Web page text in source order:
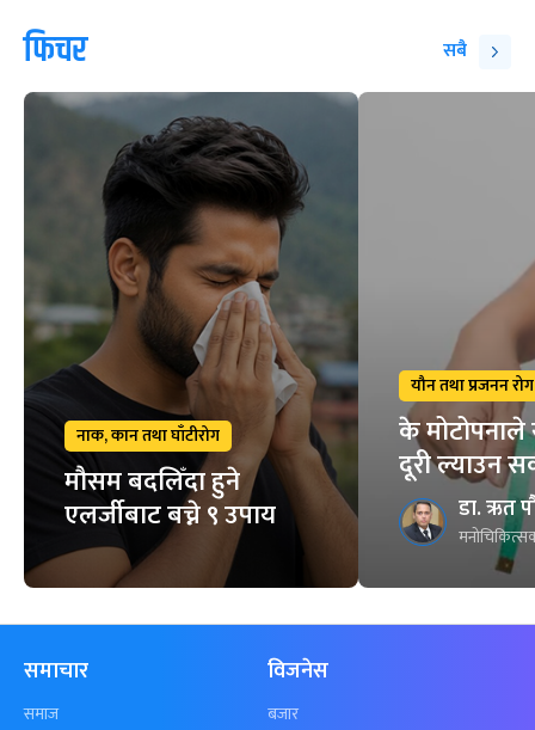
फिचर सबै
नाक, कान तथा घाँटीरोग
मौसम बदलिँदा हुने
एलर्जीबाट बच्ने ९ उपाय
यौन तथा प्रजनन रोग
के मोटोपनाले
दूरी ल्याउन
डा. ऋत
समाचार
समाज
विजनेस
बजार